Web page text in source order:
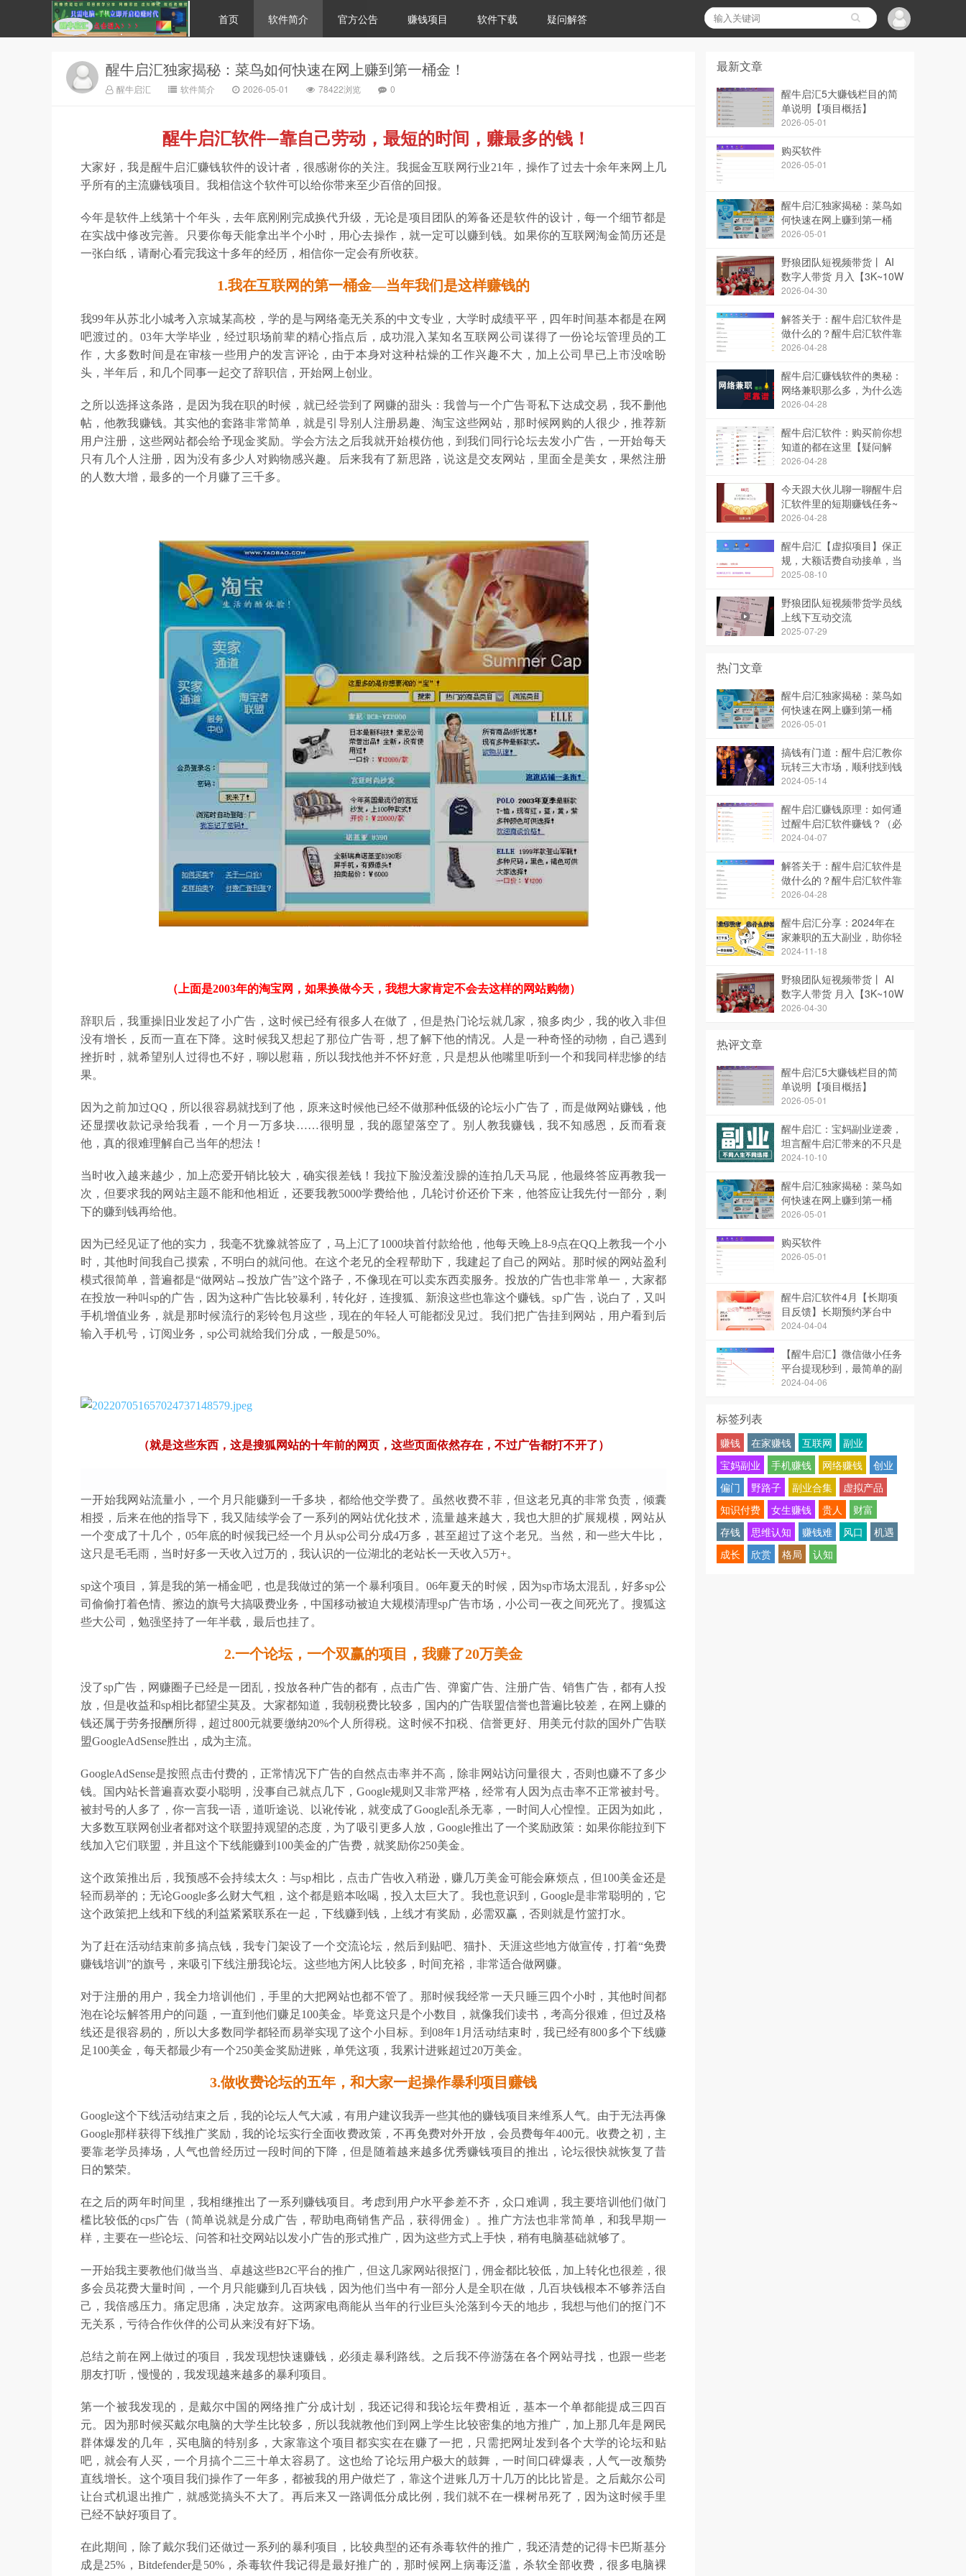
首页 软件简介 官方公告 赚钱项目 软件下载 疑问解答
醒牛启汇独家揭秘：菜鸟如何快速在网上赚到第一桶金！
醒牛启汇 软件简介 2026-05-01 78422浏览 0
醒牛启汇软件—靠自己劳动，最短的时间，赚最多的钱！
大家好，我是醒牛启汇赚钱软件的设计者，很感谢你的关注。我掘金互联网行业21年，操作了过去十余年来网上几
乎所有的主流赚钱项目。我相信这个软件可以给你带来至少百倍的回报。
今年是软件上线第十个年头，去年底刚刚完成换代升级，无论是项目团队的筹备还是软件的设计，每一个细节都是
在实战中修改完善。只要你每天能拿出半个小时，用心去操作，就一定可以赚到钱。如果你的互联网淘金简历还是
一张白纸，请耐心看完我这十多年的经历，相信你一定会有所收获。
1.我在互联网的第一桶金—当年我们是这样赚钱的
我99年从苏北小城考入京城某高校，学的是与网络毫无关系的中文专业，大学时成绩平平，四年时间基本都是在网
吧渡过的。03年大学毕业，经过职场前辈的精心指点后，成功混入某知名互联网公司谋得了一份论坛管理员的工
作，大多数时间是在审核一些用户的发言评论，由于本身对这种枯燥的工作兴趣不大，加上公司早已上市没啥盼
头，半年后，和几个同事一起交了辞职信，开始网上创业。
之所以选择这条路，是因为我在职的时候，就已经尝到了网赚的甜头：我曾与一个广告哥私下达成交易，我不删他
帖，他教我赚钱。其实他的套路非常简单，就是引导别人注册易趣、淘宝这些网站，那时候网购的人很少，推荐新
用户注册，这些网站都会给予现金奖励。学会方法之后我就开始模仿他，到我们同行论坛去发小广告，一开始每天
只有几个人注册，因为没有多少人对购物感兴趣。后来我有了新思路，说这是交友网站，里面全是美女，果然注册
的人数大增，最多的一个月赚了三千多。
（上面是2003年的淘宝网，如果换做今天，我想大家肯定不会去这样的网站购物）
辞职后，我重操旧业发起了小广告，这时候已经有很多人在做了，但是热门论坛就几家，狼多肉少，我的收入非但
没有增长，反而一直在下降。这时候我又想起了那位广告哥，想了解下他的情况。人是一种奇怪的动物，自己遇到
挫折时，就希望别人过得也不好，聊以慰藉，所以我找他并不怀好意，只是想从他嘴里听到一个和我同样悲惨的结
果。
因为之前加过QQ，所以很容易就找到了他，原来这时候他已经不做那种低级的论坛小广告了，而是做网站赚钱，他
还显摆收款记录给我看，一个月一万多块……很明显，我的愿望落空了。别人教我赚钱，我不知感恩，反而看衰
他，真的很难理解自己当年的想法！
当时收入越来越少，加上恋爱开销比较大，确实很差钱！我拉下脸没羞没臊的连拍几天马屁，他最终答应再教我一
次，但要求我的网站主题不能和他相近，还要我教5000学费给他，几轮讨价还价下来，他答应让我先付一部分，剩
下的赚到钱再给他。
因为已经见证了他的实力，我毫不犹豫就答应了，马上汇了1000块首付款给他，他每天晚上8-9点在QQ上教我一个小
时，其他时间我自己摸索，不明白的就问他。在这个老兄的全程帮助下，我建起了自己的网站。那时候的网站盈利
模式很简单，普遍都是“做网站→投放广告”这个路子，不像现在可以卖东西卖服务。投放的广告也非常单一，大家都
在投放一种叫sp的广告，因为这种广告比较暴利，转化好，连搜狐、新浪这些也靠这个赚钱。sp广告，说白了，又叫
手机增值业务，就是那时候流行的彩铃包月这些，现在的年轻人可能都没见过。我们把广告挂到网站，用户看到后
输入手机号，订阅业务，sp公司就给我们分成，一般是50%。
（就是这些东西，这是搜狐网站的十年前的网页，这些页面依然存在，不过广告都打不开了）
一开始我网站流量小，一个月只能赚到一千多块，都给他交学费了。虽然收费不菲，但这老兄真的非常负责，倾囊
相授，后来在他的指导下，我又陆续学会了一系列的网站优化技术，流量越来越大，我也大胆的扩展规模，网站从
一个变成了十几个，05年底的时候我已经一个月从sp公司分成4万多，甚至超过了这个老兄。当然，和一些大牛比，
这只是毛毛雨，当时好多一天收入过万的，我认识的一位湖北的老站长一天收入5万+。
sp这个项目，算是我的第一桶金吧，也是我做过的第一个暴利项目。06年夏天的时候，因为sp市场太混乱，好多sp公
司偷偷打着色情、擦边的旗号大搞吸费业务，中国移动被迫大规模清理sp广告市场，小公司一夜之间死光了。搜狐这
些大公司，勉强坚持了一年半载，最后也挂了。
2.一个论坛，一个双赢的项目，我赚了20万美金
没了sp广告，网赚圈子已经是一团乱，投放各种广告的都有，点击广告、弹窗广告、注册广告、销售广告，都有人投
放，但是收益和sp相比都望尘莫及。大家都知道，我朝税费比较多，国内的广告联盟信誉也普遍比较差，在网上赚的
钱还属于劳务报酬所得，超过800元就要缴纳20%个人所得税。这时候不扣税、信誉更好、用美元付款的国外广告联
盟GoogleAdSense胜出，成为主流。
GoogleAdSense是按照点击付费的，正常情况下广告的自然点击率并不高，除非网站访问量很大，否则也赚不了多少
钱。国内站长普遍喜欢耍小聪明，没事自己就点几下，Google规则又非常严格，经常有人因为点击率不正常被封号。
被封号的人多了，你一言我一语，道听途说、以讹传讹，就变成了Google乱杀无辜，一时间人心惶惶。正因为如此，
大多数互联网创业者都对这个联盟持观望的态度，为了吸引更多人放，Google推出了一个奖励政策：如果你能拉到下
线加入它们联盟，并且这个下线能赚到100美金的广告费，就奖励你250美金。
这个政策推出后，我预感不会持续太久：与sp相比，点击广告收入稍逊，赚几万美金可能会麻烦点，但100美金还是
轻而易举的；无论Google多么财大气粗，这个都是赔本吆喝，投入太巨大了。我也意识到，Google是非常聪明的，它
这个政策把上线和下线的利益紧紧联系在一起，下线赚到钱，上线才有奖励，必需双赢，否则就是竹篮打水。
为了赶在活动结束前多搞点钱，我专门架设了一个交流论坛，然后到贴吧、猫扑、天涯这些地方做宣传，打着“免费
赚钱培训”的旗号，来吸引下线注册我论坛。这些地方闲人比较多，时间充裕，非常适合做网赚。
对于注册的用户，我全力培训他们，手里的大把网站也都不管了。那时候我经常一天只睡三四个小时，其他时间都
泡在论坛解答用户的问题，一直到他们赚足100美金。毕竟这只是个小数目，就像我们读书，考高分很难，但过及格
线还是很容易的，所以大多数同学都轻而易举实现了这个小目标。到08年1月活动结束时，我已经有800多个下线赚
足100美金，每天都最少有一个250美金奖励进账，单凭这项，我累计进账超过20万美金。
3.做收费论坛的五年，和大家一起操作暴利项目赚钱
Google这个下线活动结束之后，我的论坛人气大减，有用户建议我弄一些其他的赚钱项目来维系人气。由于无法再像
Google那样获得下线推广奖励，我的论坛实行全面收费政策，不再免费对外开放，会员费每年400元。收费之初，主
要靠老学员捧场，人气也曾经历过一段时间的下降，但是随着越来越多优秀赚钱项目的推出，论坛很快就恢复了昔
日的繁荣。
在之后的两年时间里，我相继推出了一系列赚钱项目。考虑到用户水平参差不齐，众口难调，我主要培训他们做门
槛比较低的cps广告（简单说就是分成广告，帮助电商销售产品，获得佣金）。推广方法也非常简单，和我早期一
样，主要在一些论坛、问答和社交网站以发小广告的形式推广，因为这些方式上手快，稍有电脑基础就够了。
一开始我主要教他们做当当、卓越这些B2C平台的推广，但这几家网站很抠门，佣金都比较低，加上转化也很差，很
多会员花费大量时间，一个月只能赚到几百块钱，因为他们当中有一部分人是全职在做，几百块钱根本不够养活自
己，我倍感压力。痛定思痛，决定放弃。这两家电商能从当年的行业巨头沦落到今天的地步，我想与他们的抠门不
无关系，亏待合作伙伴的公司从来没有好下场。
总结之前在网上做过的项目，我发现想快速赚钱，必须走暴利路线。之后我不停游荡在各个网站寻找，也跟一些老
朋友打听，慢慢的，我发现越来越多的暴利项目。
第一个被我发现的，是戴尔中国的网络推广分成计划，我还记得和我论坛年费相近，基本一个单都能提成三四百
元。因为那时候买戴尔电脑的大学生比较多，所以我就教他们到网上学生比较密集的地方推广，加上那几年是网民
群体爆发的几年，买电脑的特别多，大家靠这个项目都实实在在赚了一把，只需把网址发到各个大学的论坛和贴
吧，就会有人买，一个月搞个二三十单太容易了。这也给了论坛用户极大的鼓舞，一时间口碑爆表，人气一改颓势
直线增长。这个项目我们操作了一年多，都被我的用户做烂了，靠这个进账几万十几万的比比皆是。之后戴尔公司
让台式机退出推广，就感觉搞头不大了。再后来又一路调低分成比例，我们就不在一棵树吊死了，因为这时候手里
已经不缺好项目了。
在此期间，除了戴尔我们还做过一系列的暴利项目，比较典型的还有杀毒软件的推广，我还清楚的记得卡巴斯基分
成是25%，Bitdefender是50%，杀毒软件我记得是最好推广的，那时候网上病毒泛滥，杀软全部收费，很多电脑裸
最新文章
醒牛启汇5大赚钱栏目的简
单说明【项目概括】
2026-05-01
购买软件
2026-05-01
醒牛启汇独家揭秘：菜鸟如
何快速在网上赚到第一桶
金！
2026-05-01
野狼团队短视频带货丨 AI
数字人带货 月入【3K~10W
~】
2026-04-30
解答关于：醒牛启汇软件是
做什么的？醒牛启汇软件靠
谱么？
2026-04-28
醒牛启汇赚钱软件的奥秘：
网络兼职那么多，为什么选
醒牛启汇？靠谱吗？
2026-04-28
醒牛启汇软件：购买前你想
知道的都在这里【疑问解
答】
2026-04-28
今天跟大伙儿聊一聊醒牛启
汇软件里的短期赚钱任务~
2026-04-28
醒牛启汇【虚拟项目】保正
规，大额话费自动接单，当
天可赚几百上千元，提供独
2025-08-10
野狼团队短视频带货学员线
上线下互动交流
2025-07-29
热门文章
醒牛启汇独家揭秘：菜鸟如
何快速在网上赚到第一桶
金！
2026-05-01
搞钱有门道：醒牛启汇教你
玩转三大市场，顺利找到钱
【创业者必读】
2024-05-14
醒牛启汇赚钱原理：如何通
过醒牛启汇软件赚钱？（必
看）
2024-04-07
解答关于：醒牛启汇软件是
做什么的？醒牛启汇软件靠
谱么？
2026-04-28
醒牛启汇分享：2024年在
家兼职的五大副业，助你轻
松赚钱
2024-11-18
野狼团队短视频带货丨 AI
数字人带货 月入【3K~10W
~】
2026-04-30
热评文章
醒牛启汇5大赚钱栏目的简
单说明【项目概括】
2026-05-01
醒牛启汇：宝妈副业逆袭，
坦言醒牛启汇带来的不只是
收入，还有成长
2024-10-10
醒牛启汇独家揭秘：菜鸟如
何快速在网上赚到第一桶
金！
2026-05-01
购买软件
2026-05-01
醒牛启汇软件4月【长期项
目反馈】长期预约茅台中
签，1单利润600元
2024-04-04
【醒牛启汇】微信做小任务
平台提现秒到，最简单的副
业，多号多得
2024-04-06
标签列表
赚钱 在家赚钱 互联网
副业
宝妈副业
手机赚钱 网络赚钱
创业
偏门
野路子 副业合集
虚拟产品
知识付费
女生赚钱 贵人
财富
存钱
思维认知 赚钱难 风口
机遇
成长
欣赏 格局 认知